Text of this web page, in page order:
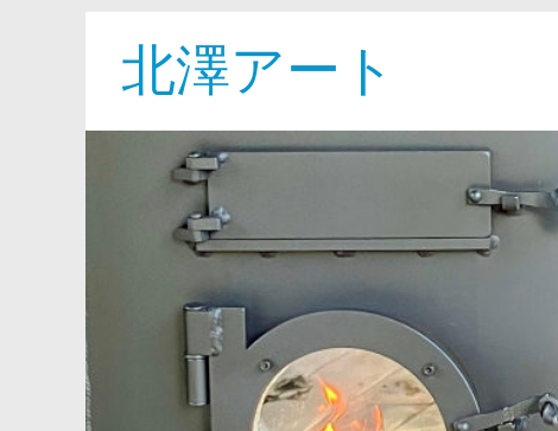
北澤アート